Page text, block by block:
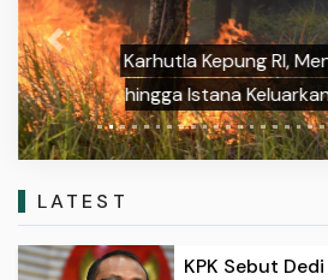
Karhutla Kepung RI,
hingga Istana
Previous
LATEST
KPK Sebut